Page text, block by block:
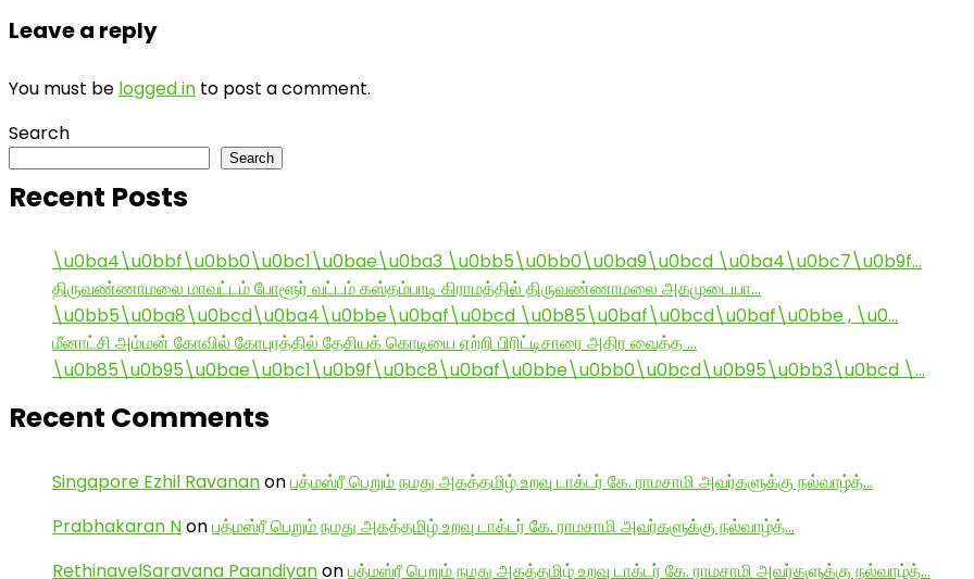
Leave a reply
You must be logged in to post a comment.
Search
Search
Recent Posts
\u0ba4\u0bbf\u0bb0\u0bc1\u0bae\u0ba3 \u0bb5\u0bb0\u0ba9\u0bcd \u0ba4\u0bc7\u0b9f…
திருவண்ணாமலை மாவட்டம் போளூர் வட்டம் கஸ்தம்பாடி கிராமத்தில் திருவண்ணாமலை அகமுடையா…
\u0bb5\u0ba8\u0bcd\u0ba4\u0bbe\u0baf\u0bcd \u0b85\u0baf\u0bcd\u0baf\u0bbe , \u0…
மீனாட்சி அம்மன் கோவில் கோபுரத்தில் தேசியக் கொடியை ஏற்றி பிரிட்டிசாரை அதிர வைத்த …
\u0b85\u0b95\u0bae\u0bc1\u0b9f\u0bc8\u0baf\u0bbe\u0bb0\u0bcd\u0b95\u0bb3\u0bcd \…
Recent Comments
Singapore Ezhil Ravananonபத்மஸ்ரீ பெறும் நமது அகத்தமிழ் உறவு டாக்டர் கே. ராமசாமி அவர்களுக்கு நல்வாழ்த்…
Prabhakaran Nonபத்மஸ்ரீ பெறும் நமது அகத்தமிழ் உறவு டாக்டர் கே. ராமசாமி அவர்களுக்கு நல்வாழ்த்…
RethinavelSaravana Paandiyanonபத்மஸ்ரீ பெறும் நமது அகத்தமிழ் உறவு டாக்டர் கே. ராமசாமி அவர்களுக்கு நல்வாழ்த்…